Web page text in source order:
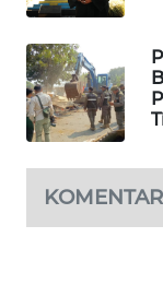
KOMENTAR
KOPEKLIN
PORTAL
KONSUMEN
FORWAMKI